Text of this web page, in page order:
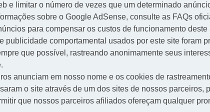
e limitar o número de vezes que um determinado
sobre o Google AdSense, consulte as FAQs
para compensar os custos de funcionamento
publicidade comportamental usados ​​por este site foram
que possível, rastreando anonimamente seus
anunciam em nosso nome e os cookies de
o site através de um dos sites de nossos
que nossos parceiros afiliados ofereçam qualquer